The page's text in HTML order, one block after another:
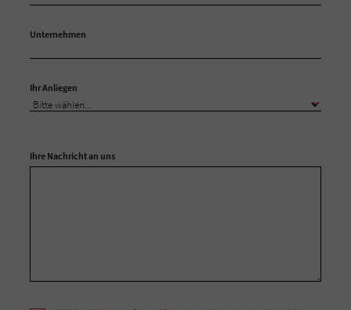
Unternehmen
Ihr Anliegen
Ihre Nachricht an uns